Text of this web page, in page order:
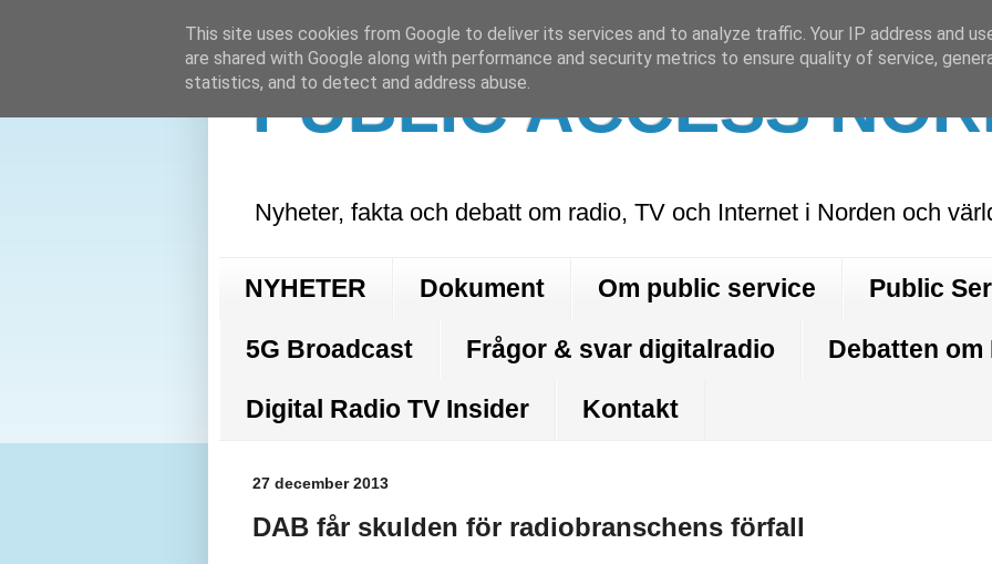
PUBLIC ACCESS
Nyheter, fakta och debatt om radio, TV och Internet i Norden och
NYHETER Dokument Om public service Public
5G Broadcast Frågor & svar digitalradio Debatten om
Digital Radio TV Insider Kontakt
27 december 2013
DAB får skulden för radiobranschens förfall
This site uses cookies from Google to deliver its services and to analyze traffic. Your IP address and
are shared with Google along with performance and security metrics to ensure quality of service,
statistics, and to detect and address abuse.